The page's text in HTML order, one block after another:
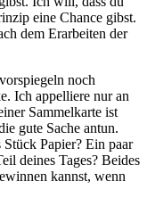
eine Chance gibst.
dem Erarbeiten der
noch
Ich appelliere nur an
Sammelkarte ist
gute Sache antun.
Papier? Ein paar
deines Tages? Beides
kannst, wenn